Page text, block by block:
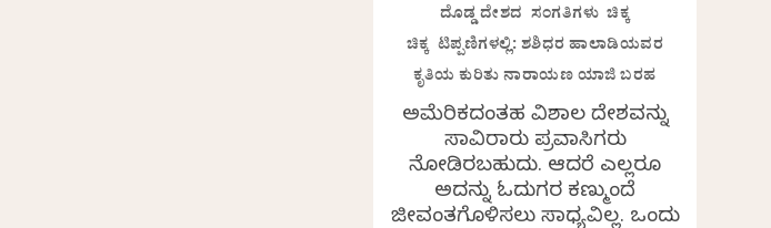
ದೊಡ್ಡ ದೇಶದ ಸಂಗತಿಗಳು ಚಿಕ್ಕ
ಚಿಕ್ಕ ಟಿಪ್ಪಣಿಗಳಲ್ಲಿ: ಶಶಿಧರ ಹಾಲಾಡಿಯವರ
ಕೃತಿಯ ಕುರಿತು ನಾರಾಯಣ ಯಾಜಿ ಬರಹ
ಅಮೆರಿಕದಂತಹ ವಿಶಾಲ ದೇಶವನ್ನು
ಸಾವಿರಾರು ಪ್ರವಾಸಿಗರು
ನೋಡಿರಬಹುದು. ಆದರೆ ಎಲ್ಲರೂ
ಅದನ್ನು ಓದುಗರ ಕಣ್ಮುಂದೆ
ಜೀವಂತಗೊಳಿಸಲು ಸಾಧ್ಯವಿಲ್ಲ. ಒಂದು